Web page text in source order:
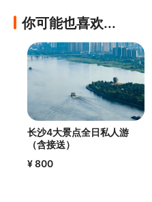
你可能也喜欢...
长沙4大景点全日私人游
（含接送）
¥ 800